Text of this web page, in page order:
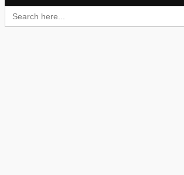
Search
for: